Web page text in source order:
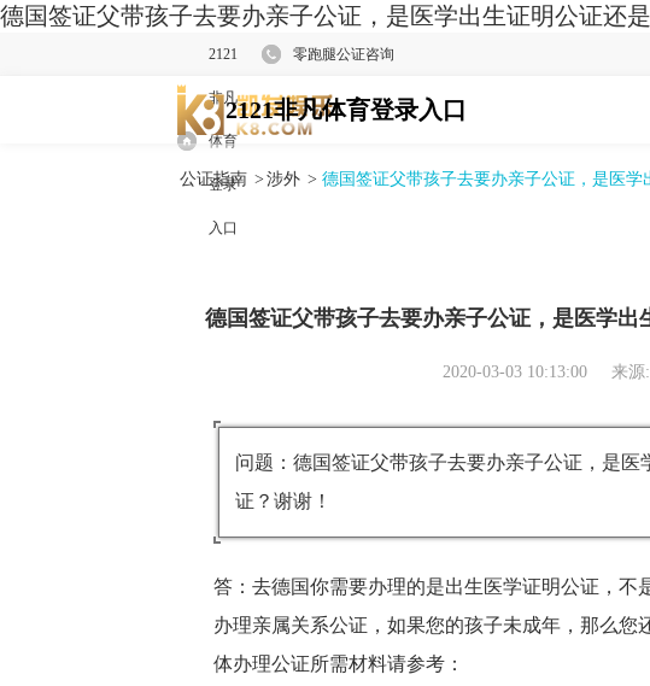
德国签证父带孩子去要办亲子公证，是医学出生证明公证还
2121
非凡
体育
登录
入口
零跑腿公证咨询
2121非凡体育登录入口
公证指南 > 涉外 > 德国签证父带孩子去要办亲子公证，是医
德国签证父带孩子去要办亲子公证，是医学出
2020-03-03 10:13:00 来源
问题：德国签证父带孩子去要办亲子公证，是
证？谢谢！
答：去德国你需要办理的是出生医学证明公证，不
办理亲属关系公证，如果您的孩子未成年，那么
体办理公证所需材料请参考：